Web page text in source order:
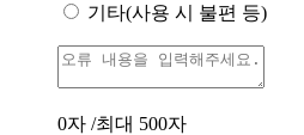
기타(사용 시 불편 등)
0자 /최대 500자